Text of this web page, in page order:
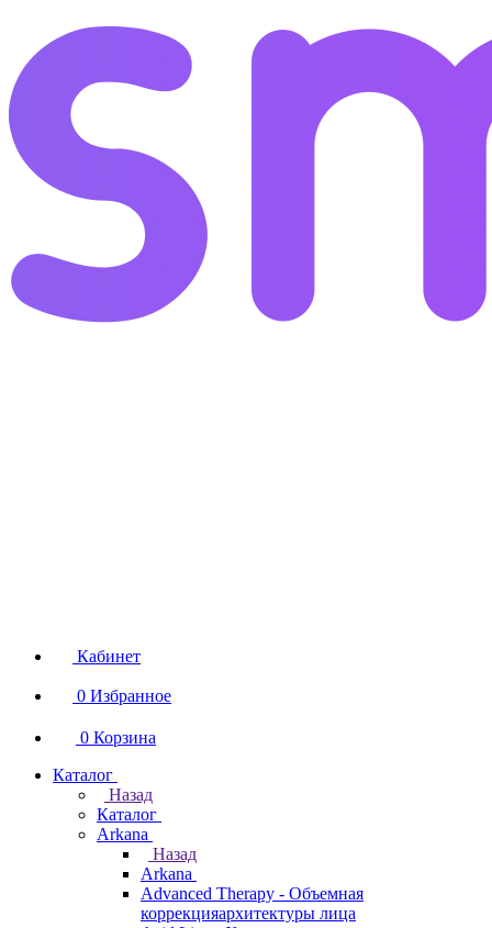
Кабинет
0 Избранное
0 Корзина
Каталог
Назад
Каталог
Arkana
Назад
Arkana
Advanced Therapy - Объемная
коррекцияархитектуры лица